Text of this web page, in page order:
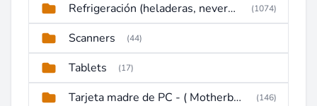
Refrigeración (heladeras, neveras, congeladores) (1074)
Scanners (44)
Tablets (17)
Tarjeta madre de PC - ( Motherboard ) (146)